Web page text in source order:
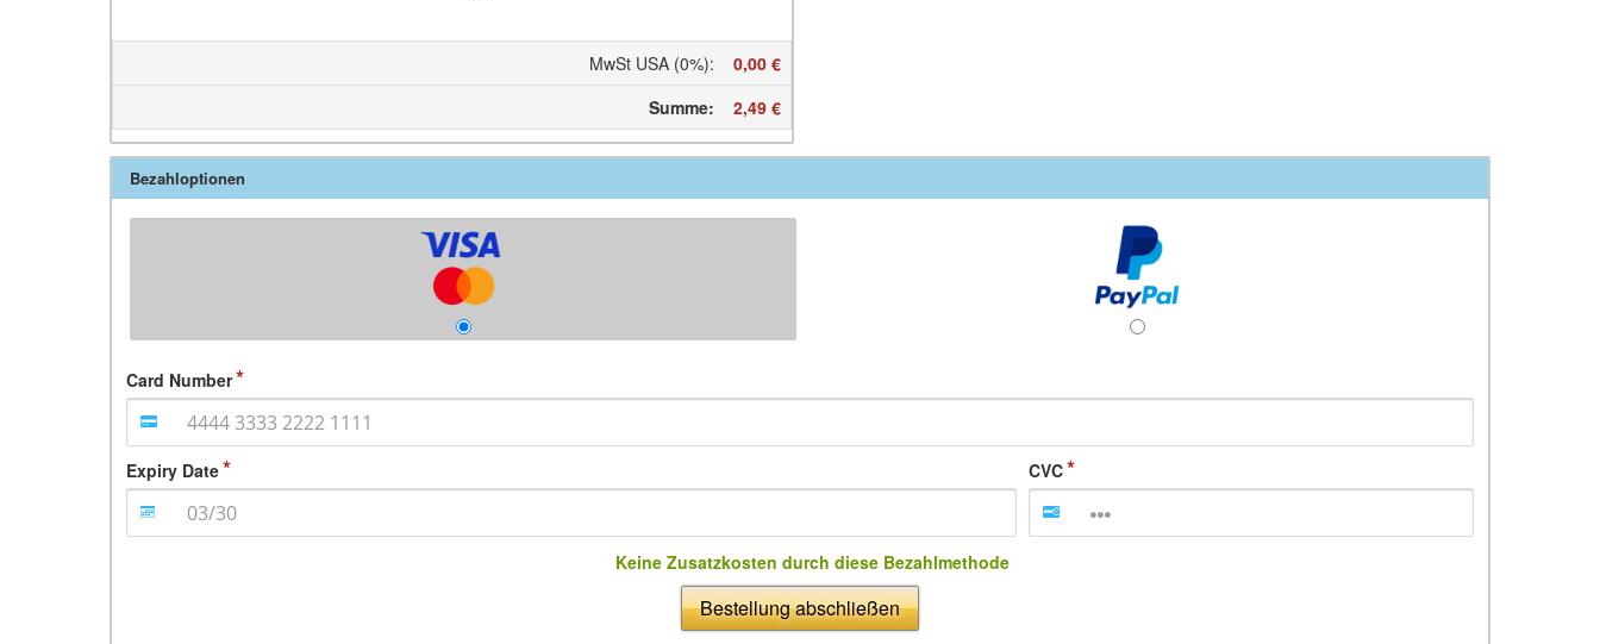
MwSt USA (0%):
0,00 €
Summe: 2,49 €
Bezahloptionen
Card Number
Expiry Date CVC
Keine Zusatzkosten durch diese Bezahlmethode
Bestellung abschließen